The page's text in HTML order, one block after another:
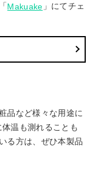
Makuake 」にてチェ
品など様々な用途に
温も測れることも
る方は、ぜひ本製品